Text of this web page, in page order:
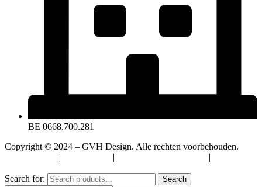
BE 0668.700.281
Copyright © 2024 – GVH Design. Alle rechten voorbehouden.
| | |
Search for:
Search